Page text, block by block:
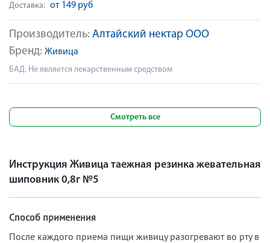
Производитель: Алтайский нектар ООО
Бренд: Живица
БАД. Не является лекарственным средством
Доставка: от 149 руб
Смотреть все
Инструкция Живица таежная резинка жевательная
шиповник 0,8г №5
Способ применения
После каждого приема пищи живицу разогревают во рту в